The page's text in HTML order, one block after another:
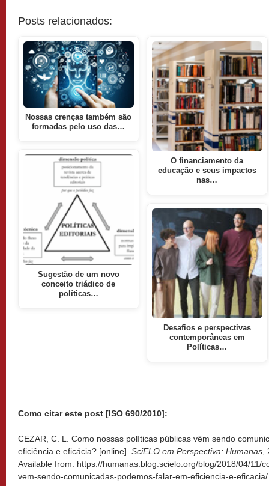
Posts relacionados:
Nossas crenças também são
formadas pelo uso das…
Sugestão de um novo
conceito triádico de
políticas…
O financiamento da
educação e seus impactos
nas…
Desafios e perspectivas
contemporâneas em
Políticas…
Como citar este post [ISO 690/2010]:
CEZAR, C. L. Como nossas políticas públicas vêm sendo
eficiência e eficácia? [online]. SciELO em Perspectiva: Humanas
Available from: https://humanas.blog.scielo.org/blog/2018/04/11/
vem-sendo-comunicadas-podemos-falar-em-eficiencia-e-eficacia/